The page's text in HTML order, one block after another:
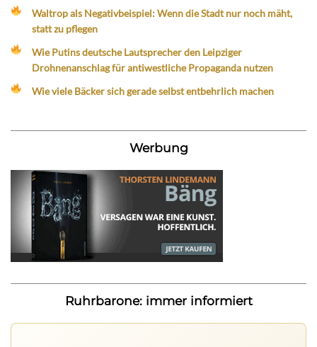
Waltrop als Negativbeispiel: Wenn die Stadt nur noch mäht,
statt zu pflegen
Wie Putins deutsche Lautsprecher den Leipziger
Drohnenanschlag für antiwestliche Propaganda nutzen
Wie viele Bäcker sich gerade selbst entbehrlich machen
Werbung
Ruhrbarone: immer informiert